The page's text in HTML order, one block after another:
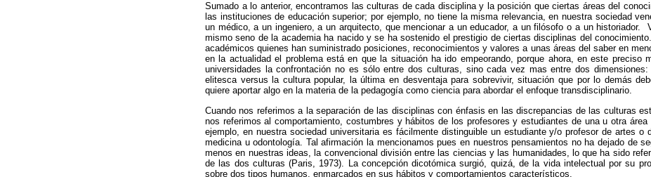
Sumado a lo anterior, encontramos las culturas de cada disciplina y la posición que ciertas áreas del
las instituciones de educación superior; por ejemplo, no tiene la misma relevancia, en nuestra sociedad
un médico, a un ingeniero, a un arquitecto, que mencionar a un educador, a un filósofo o a un historiador.
mismo seno de la academia ha nacido y se ha sostenido el prestigio de ciertas disciplinas del
académicos quienes han suministrado posiciones, reconocimientos y valores a unas áreas del saber en
en la actualidad el problema está en que la situación ha ido empeorando, porque ahora, en este preciso
universidades la confrontación no es sólo entre dos culturas, sino cada vez mas entre dos
elitesca versus la cultura popular, la última en desventaja para sobrevivir, situación que por lo demás
quiere aportar algo en la materia de la pedagogía como ciencia para abordar el enfoque transdisciplinario.
Cuando nos referimos a la separación de las disciplinas con énfasis en las discrepancias de las culturas
nos referimos al comportamiento, costumbres y hábitos de los profesores y estudiantes de una u otra área
ejemplo, en nuestra sociedad universitaria es fácilmente distinguible un estudiante y/o profesor de artes o
medicina u odontología. Tal afirmación la mencionamos pues en nuestros pensamientos no ha dejado de
menos en nuestras ideas, la convencional división entre las ciencias y las humanidades, lo que ha sido
de las dos culturas (Paris, 1973). La concepción dicotómica surgió, quizá, de la vida intelectual por su
sobre dos tipos humanos, enmarcados en sus hábitos y comportamientos característicos.